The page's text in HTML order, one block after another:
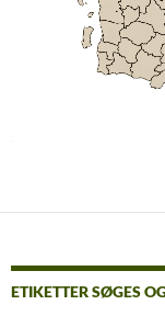
ETIKETTER SØGES